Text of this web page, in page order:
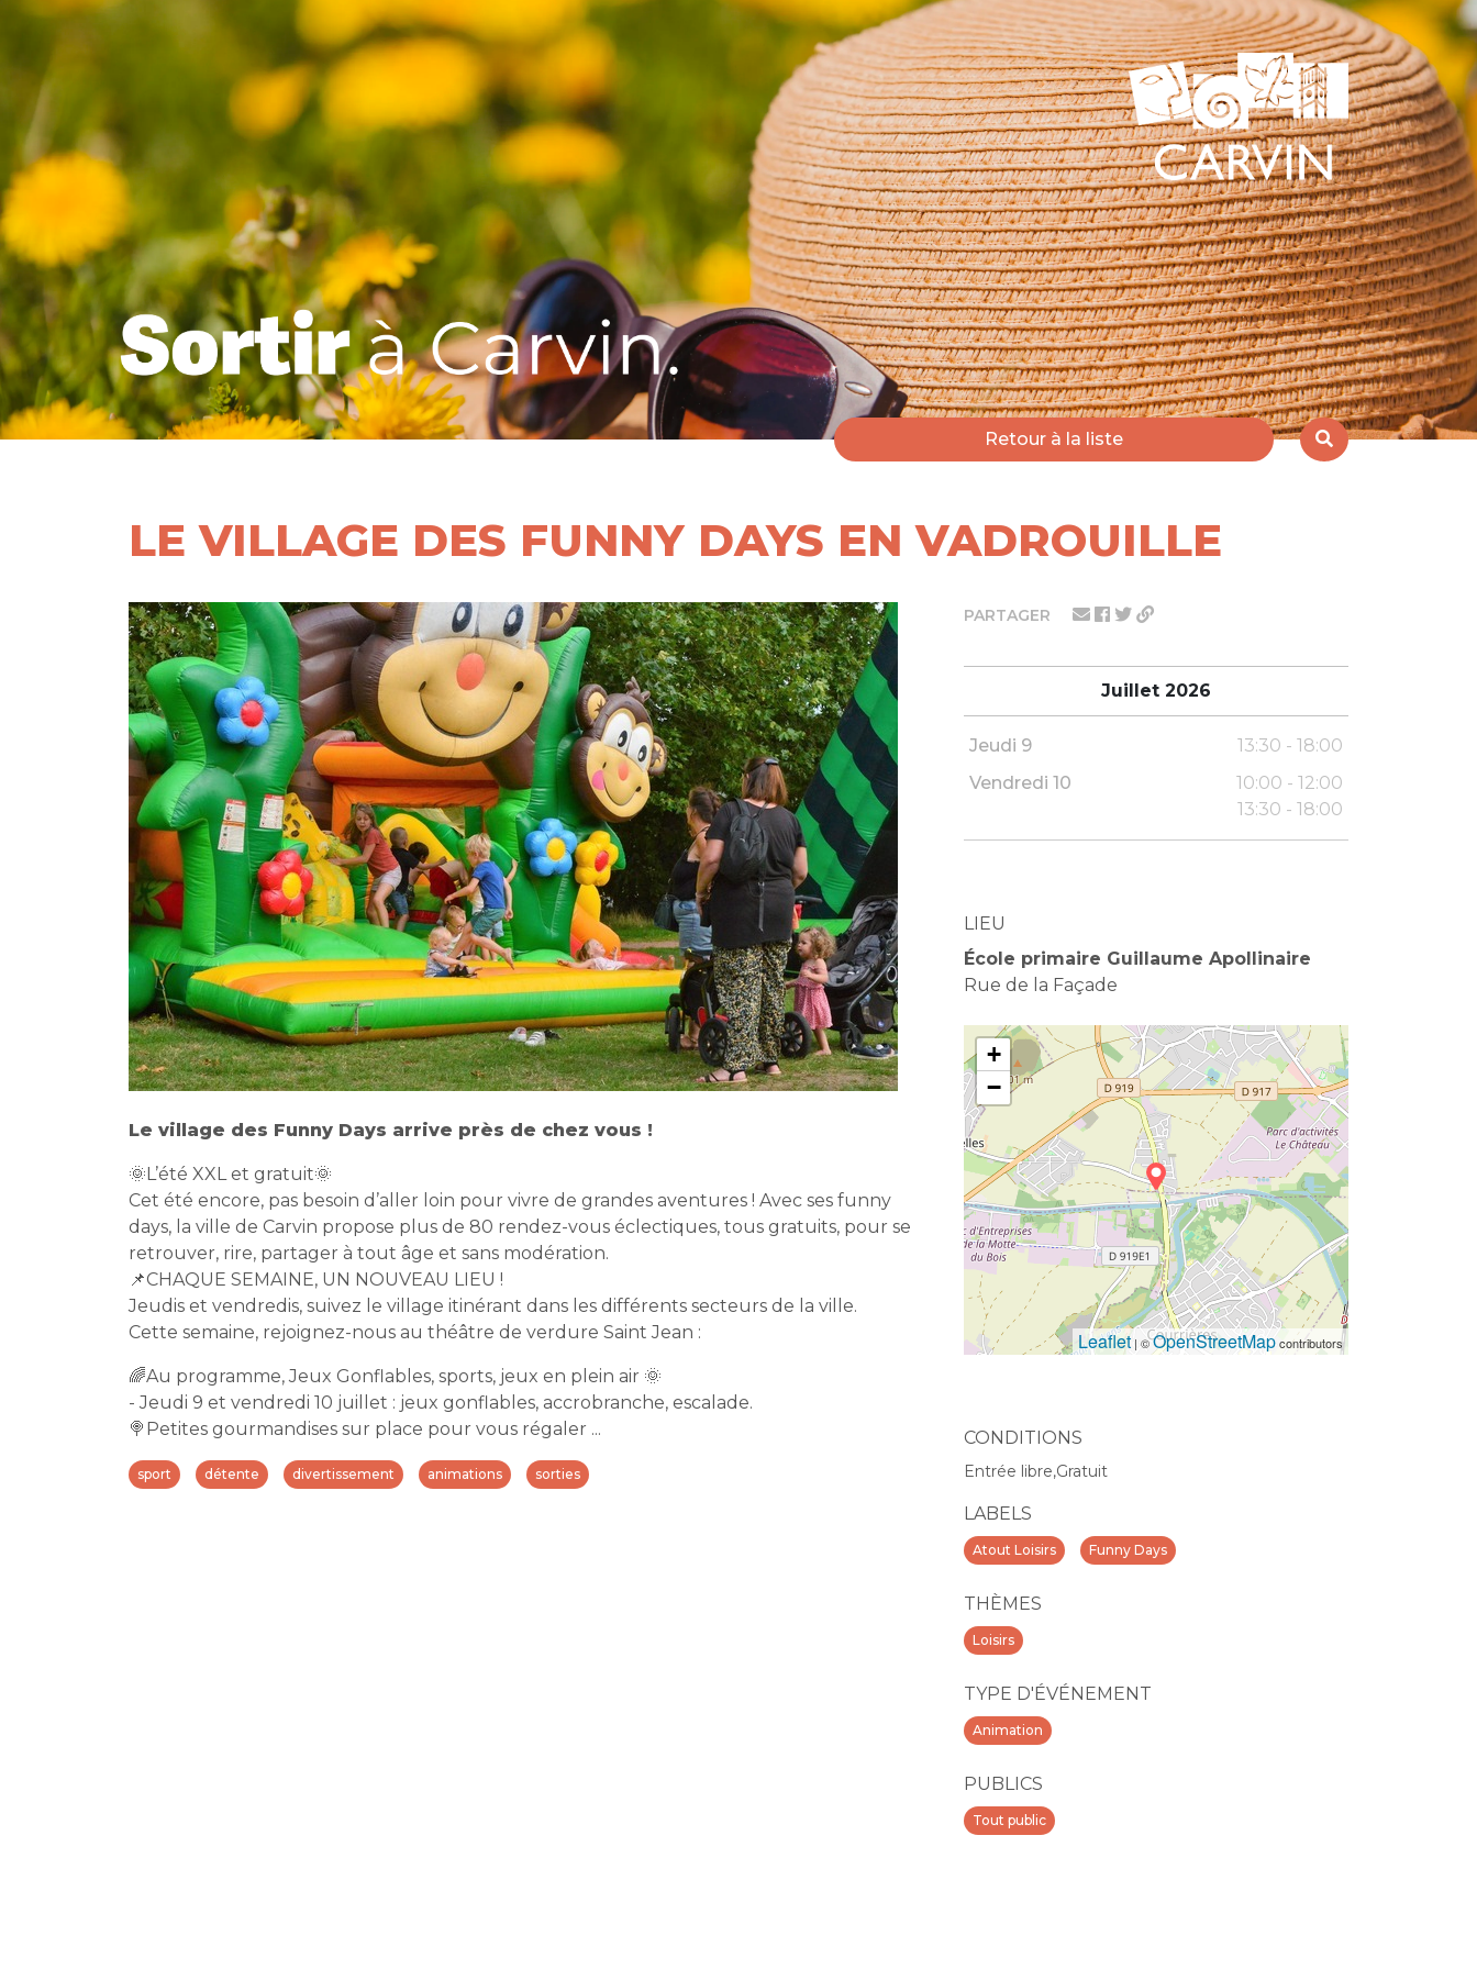
Retour à la liste
PARTAGER
Juillet 2026
Jeudi 9
13:30 - 18:00
Vendredi 10
10:00 - 12:00
13:30 - 18:00
LIEU
École primaire Guillaume Apollinaire
Rue de la Façade
+
−
Leaflet | ©OpenStreetMapcontributors
CONDITIONS
Entrée libre,Gratuit
LABELS
Atout Loisirs Funny Days
THÈMES
Loisirs
TYPE D'ÉVÉNEMENT
Animation
PUBLICS
Tout public
LE VILLAGE DES FUNNY DAYS EN VADROUILLE
Le village des Funny Days arrive près de chez vous !
🌞L’été XXL et gratuit🌞
Cet été encore, pas besoin d’aller loin pour vivre de grandes aventures ! Avec ses funny
days, la ville de Carvin propose plus de 80 rendez-vous éclectiques, tous gratuits, pour se
retrouver, rire, partager à tout âge et sans modération.
📌CHAQUE SEMAINE, UN NOUVEAU LIEU !
Jeudis et vendredis, suivez le village itinérant dans les différents secteurs de la ville.
Cette semaine, rejoignez-nous au théâtre de verdure Saint Jean :
🌈Au programme, Jeux Gonflables, sports, jeux en plein air 🌞
- Jeudi 9 et vendredi 10 juillet : jeux gonflables, accrobranche, escalade.
🍭Petites gourmandises sur place pour vous régaler ...
sport détente divertissement animations sorties